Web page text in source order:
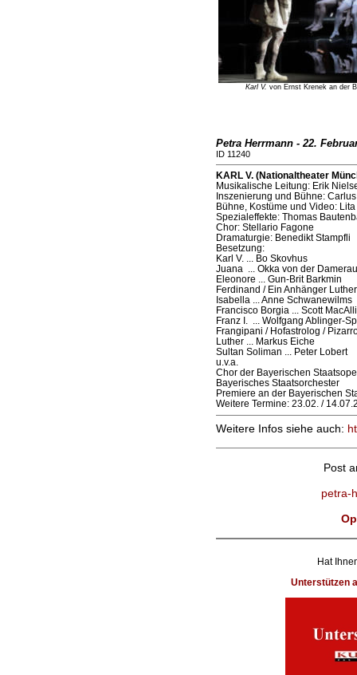
Karl V. von Ernst Krenek an der
Petra Herrmann - 22.
ID 11240
KARL V. (Nationaltheater
Musikalische Leitung: Erik
Inszenierung und Bühne:
Bühne, Kostüme und Video:
Spezialeffekte: Thomas
Chor: Stellario Fagone
Dramaturgie: Benedikt Stampfli
Besetzung:
Karl V. ... Bo Skovhus
Juana ... Okka von der Damerau
Eleonore ... Gun-Brit Barkmin
Ferdinand / Ein Anhänger
Isabella ... Anne Schwanewilms
Francisco Borgia ... Scott
Franz I. ... Wolfgang Ablinger-
Frangipani / Hofastrolog /
Luther ... Markus Eiche
Sultan Soliman ... Peter Lobert
u.v.a.
Chor der Bayerischen
Bayerisches Staatsorchester
Premiere an der Bayerischen
Weitere Termine: 23.02. /
Weitere Infos siehe auch:
Post
petra-
Hat
Unterstützen